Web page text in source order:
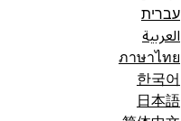
עברית
العربية
ภาษาไทย
한국어
日本語